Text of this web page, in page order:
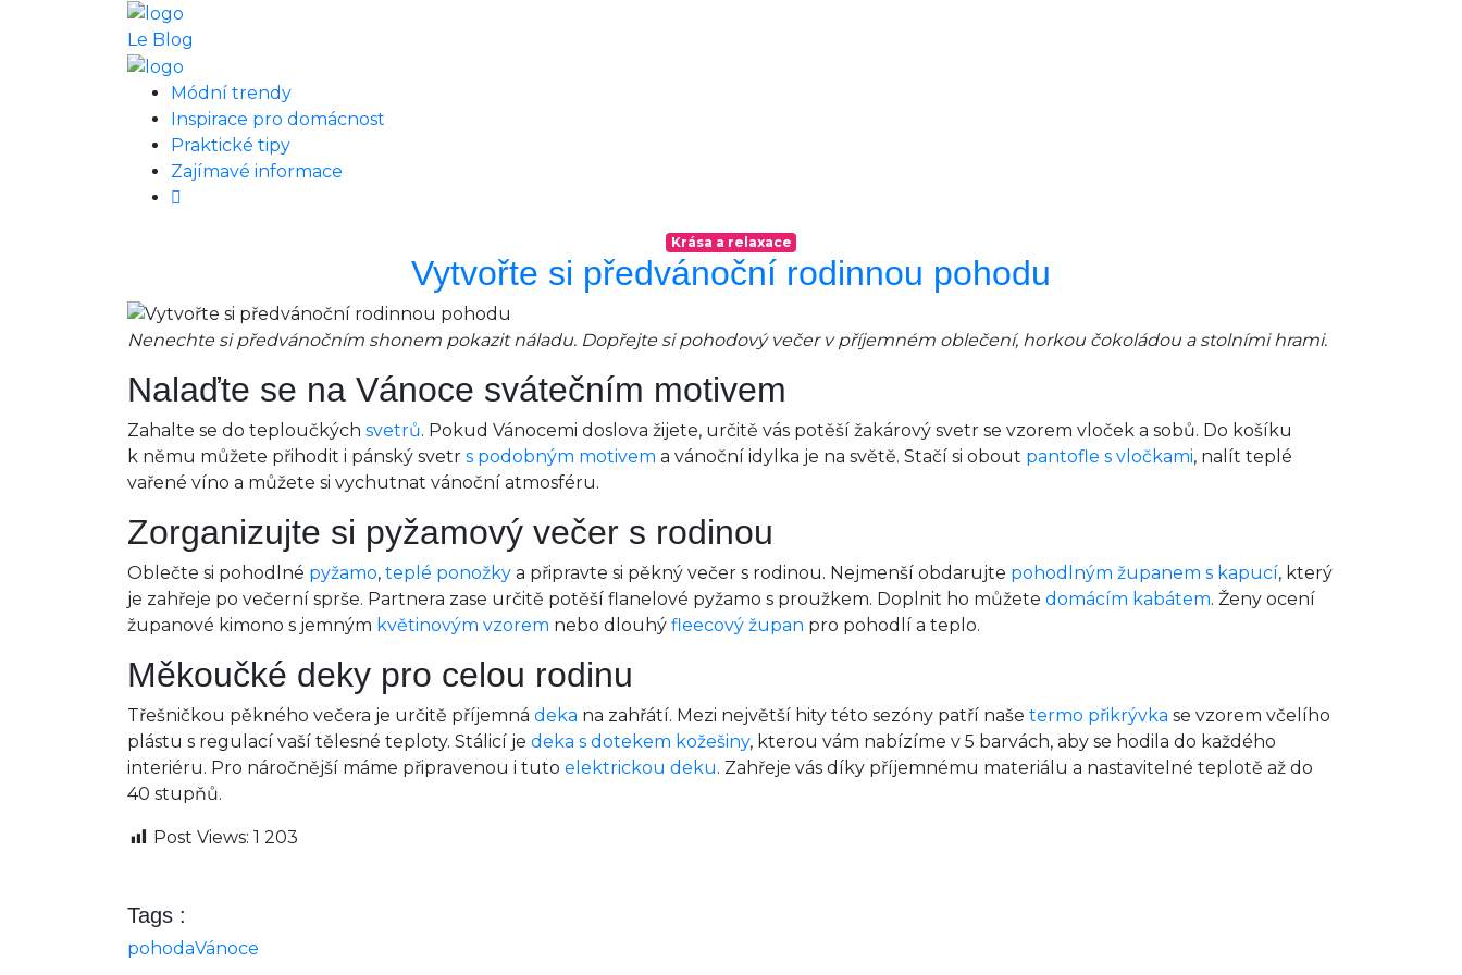
Le Blog
Módní trendy
Inspirace pro domácnost
Praktické tipy
Zajímavé informace
Krása a relaxace
Vytvořte si předvánoční rodinnou pohodu
Nenechte si předvánočním shonem pokazit náladu. Dopřejte si pohodový večer v příjemném oblečení, horkou čokoládou a stolními hrami.
Nalaďte se na Vánoce svátečním motivem
Zahalte se do teploučkých svetrů. Pokud Vánocemi doslova žijete, určitě vás potěší žakárový svetr se vzorem vloček a sobů. Do košíku
k němu můžete přihodit i pánský svetr s podobným motivem a vánoční idylka je na světě. Stačí si obout pantofle s vločkami, nalít teplé
vařené víno a můžete si vychutnat vánoční atmosféru.
Zorganizujte si pyžamový večer s rodinou
Oblečte si pohodlné pyžamo, teplé ponožky a připravte si pěkný večer s rodinou. Nejmenší obdarujte pohodlným županem s kapucí, který
je zahřeje po večerní sprše. Partnera zase určitě potěší flanelové pyžamo s proužkem. Doplnit ho můžete domácím kabátem. Ženy ocení
županové kimono s jemným květinovým vzorem nebo dlouhý fleecový župan pro pohodlí a teplo.
Měkoučké deky pro celou rodinu
Třešničkou pěkného večera je určitě příjemná deka na zahřátí. Mezi největší hity této sezóny patří naše termo přikrývka se vzorem včelího
plástu s regulací vaší tělesné teploty. Stálicí je deka s dotekem kožešiny, kterou vám nabízíme v 5 barvách, aby se hodila do každého
interiéru. Pro náročnější máme připravenou i tuto elektrickou deku. Zahřeje vás díky příjemnému materiálu a nastavitelné teplotě až do
40 stupňů.
Post Views: 1 203
Tags :
pohodaVánoce